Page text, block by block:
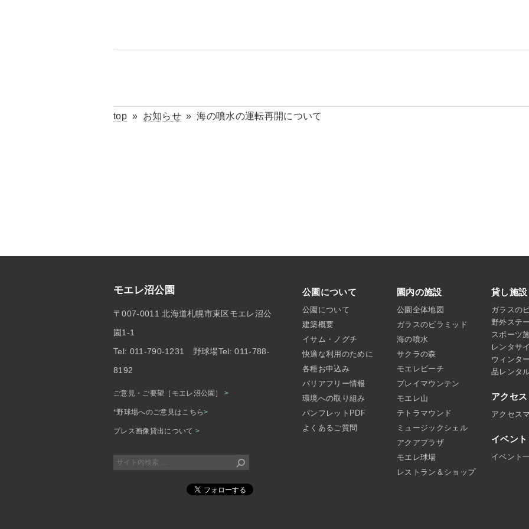
top» お知らせ»海の噴水の運転再開について
モエレ沼公園
〒007-0011 北海道札幌市東区モエレ沼公
園1-1
Tel: 011-790-1231 野球場Tel: 011-788-
8192
ご意見・ご要望［モエレ沼公園］>
*野球場へのご意見はこちら>
プレス画像貸出について >
公園について
公園について
建築概要
イサム・ノグチ
快適な利用のために
各種お申込み
バリアフリー情報
環境への取り組み
パンフレットPDF
よくあるご質問
園内の施設
公園全体地図
ガラスのピラミッド
海の噴水
サクラの森
モエレビーチ
プレイマウンテン
モエレ山
テトラマウンド
ミュージックシェル
アクアプラザ
モエレ球場
レストラン＆ショップ
貸し施設
ガラスの
野外ステ
スポーツ
レンタサ
ウィンタ
品レンタ
アクセス
アクセス
イベント
イベント